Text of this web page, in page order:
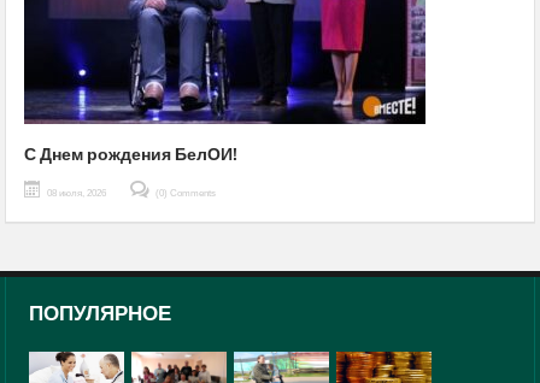
С Днем рождения БелОИ!
08 июля, 2026 (0) Comments
ПОПУЛЯРНОЕ